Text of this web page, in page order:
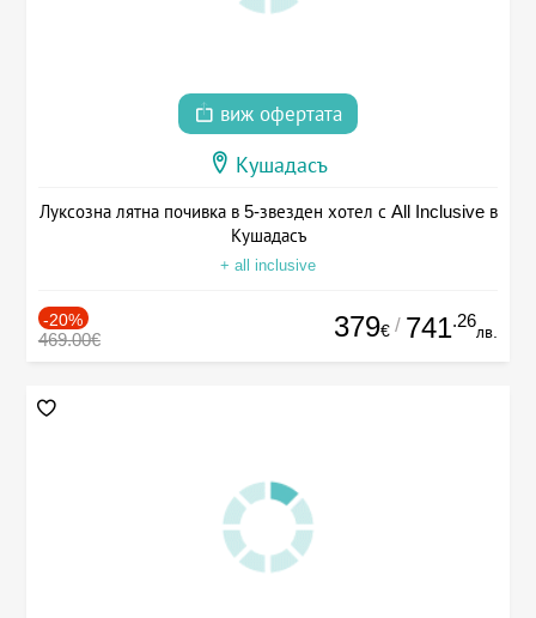
виж офертата
Кушадасъ
Луксозна лятна почивка в 5-звезден хотел с All Inclusive в
Кушадасъ
+ all inclusive
-20%
469.00€ 379€ / 741.26
лв.